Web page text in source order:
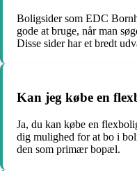
Boligsider som EDC
gode at bruge, når man
Disse sider har et bredt
Kan jeg købe en
Ja, du kan købe en
dig mulighed for at bo i
den som primær bopæl.